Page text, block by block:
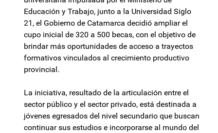
Educación y Trabajo, junto a la Universidad Siglo
21, el Gobierno de Catamarca decidió ampliar el
cupo inicial de 320 a 500 becas, con el objetivo de
brindar más oportunidades de acceso a trayectos
formativos vinculados al crecimiento productivo
provincial.
La iniciativa, resultado de la articulación entre el
sector público y el sector privado, está destinada a
jóvenes egresados del nivel secundario que buscan
continuar sus estudios e incorporarse al mundo del